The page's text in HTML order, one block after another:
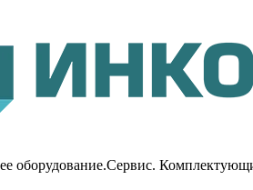
оборудование.Сервис.